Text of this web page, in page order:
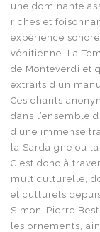
une dominante
riches et
expérience
vénitienne. La
de Monteverdi et
extraits d’un
Ces chants
dans l’ensemble
d’une immense
la Sardaigne ou
C‘est donc à
multiculturelle,
et culturels
Simon-Pierre
les ornements,